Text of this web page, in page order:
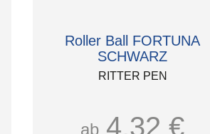
Roller Ball FORTUNA
SCHWARZ
RITTER PEN
ab 4,32 €